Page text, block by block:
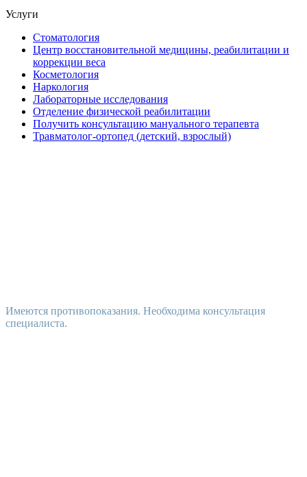
Услуги
Стоматология
Центр восстановительной медицины, реабилитации и
коррекции веса
Косметология
Наркология
Лабораторные исследования
Отделение физической реабилитации
Получить консультацию мануального терапевта
Травматолог-ортопед (детский, взрослый)
Имеются противопоказания. Необходима консультация
специалиста.